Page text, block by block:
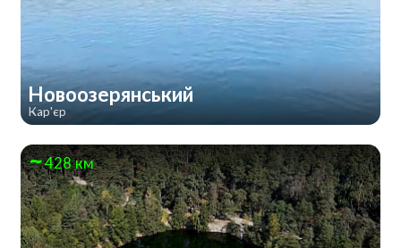
Новоозерянський
Кар'єр
428 км